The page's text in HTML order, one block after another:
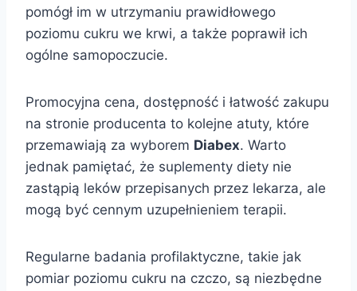
pomógł im w utrzymaniu prawidłowego
poziomu cukru we krwi, a także poprawił ich
ogólne samopoczucie.
Promocyjna cena, dostępność i łatwość zakupu
na stronie producenta to kolejne atuty, które
przemawiają za wyborem Diabex. Warto
jednak pamiętać, że suplementy diety nie
zastąpią leków przepisanych przez lekarza, ale
mogą być cennym uzupełnieniem terapii.
Regularne badania profilaktyczne, takie jak
pomiar poziomu cukru na czczo, są niezbędne